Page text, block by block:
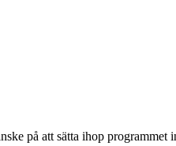
på att sätta ihop